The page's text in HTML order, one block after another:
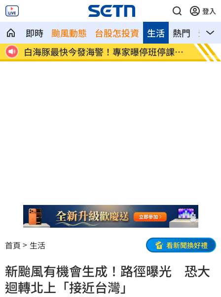
登入
即時 颱風動態 台股怎投資 熱門 影音
生活
白海豚最快今發海警！專家曝停班停課機
率
「這
首頁 生活 看新聞換好禮
新颱風有機會生成！路徑曝光 恐大
迴轉北上「接近台灣」